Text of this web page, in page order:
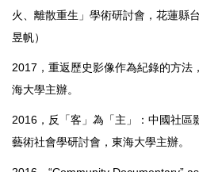
火、離散重生」學術研討會，花蓮縣
昱帆）
2017，重返歷史影像作為紀錄的方法
海大學主辦。
2016，反「客」為「主」：中國社區
藝術社會學研討會，東海大學主辦。